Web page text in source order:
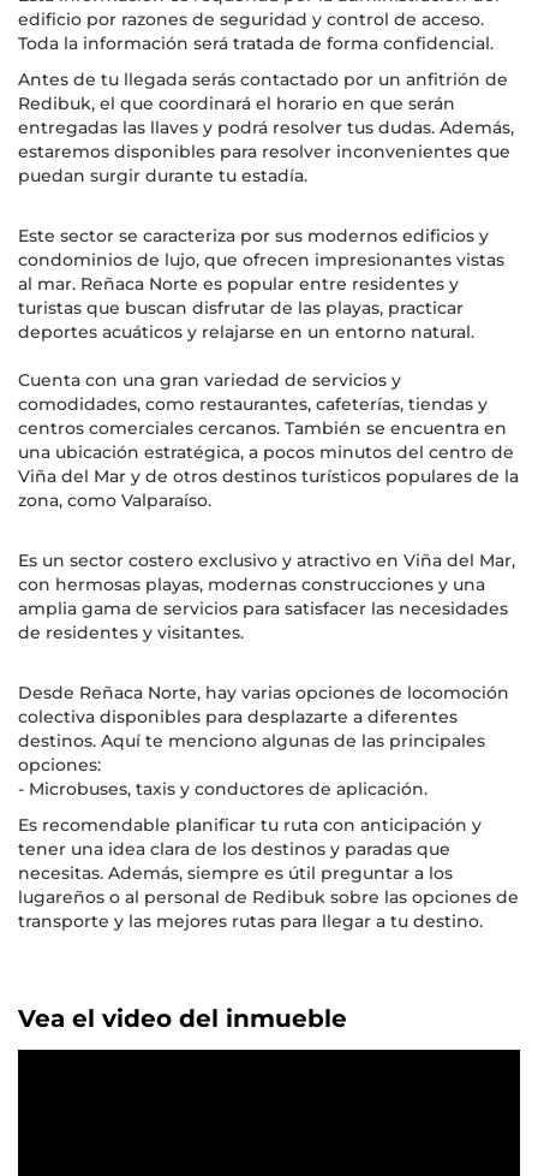
edificio por razones de seguridad y control de acceso.
Toda la información será tratada de forma confidencial.
Antes de tu llegada serás contactado por un anfitrión de
Redibuk, el que coordinará el horario en que serán
entregadas las llaves y podrá resolver tus dudas. Además,
estaremos disponibles para resolver inconvenientes que
puedan surgir durante tu estadía.
Este sector se caracteriza por sus modernos edificios y
condominios de lujo, que ofrecen impresionantes vistas
al mar. Reñaca Norte es popular entre residentes y
turistas que buscan disfrutar de las playas, practicar
deportes acuáticos y relajarse en un entorno natural.
Cuenta con una gran variedad de servicios y
comodidades, como restaurantes, cafeterías, tiendas y
centros comerciales cercanos. También se encuentra en
una ubicación estratégica, a pocos minutos del centro de
Viña del Mar y de otros destinos turísticos populares de la
zona, como Valparaíso.
Es un sector costero exclusivo y atractivo en Viña del Mar,
con hermosas playas, modernas construcciones y una
amplia gama de servicios para satisfacer las necesidades
de residentes y visitantes.
Desde Reñaca Norte, hay varias opciones de locomoción
colectiva disponibles para desplazarte a diferentes
destinos. Aquí te menciono algunas de las principales
opciones:
- Microbuses, taxis y conductores de aplicación.
Es recomendable planificar tu ruta con anticipación y
tener una idea clara de los destinos y paradas que
necesitas. Además, siempre es útil preguntar a los
lugareños o al personal de Redibuk sobre las opciones de
transporte y las mejores rutas para llegar a tu destino.
Vea el video del inmueble